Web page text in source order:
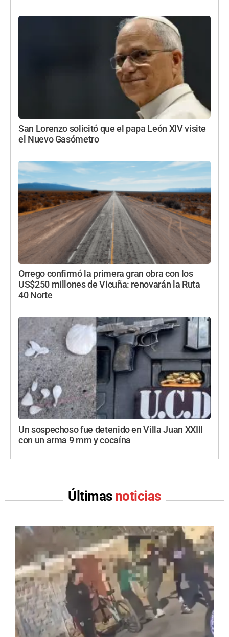
San Lorenzo solicitó que el papa León XIV visite
el Nuevo Gasómetro
Orrego confirmó la primera gran obra con los
US$250 millones de Vicuña: renovarán la Ruta
40 Norte
Un sospechoso fue detenido en Villa Juan XXIII
con un arma 9 mm y cocaína
Últimas noticias